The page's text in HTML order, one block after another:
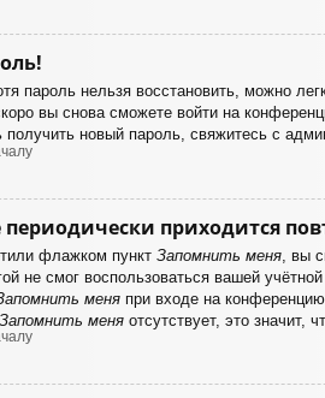
пароль нельзя восстановить, можно
вы снова сможете войти на
получить новый пароль, свяжитесь с
приходится
флажком пункт Запомнить меня , вы
не смог воспользоваться вашей
меня при входе на
Запомнить меня отсутствует, это значит,